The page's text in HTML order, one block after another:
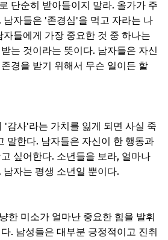
단순히 받아들이지 말라. 올가가 주
남자들은 '존경심'을 먹고 자라는 나
들에게 가장 중요한 것 중 하나는
는 것이라는 뜻이다. 남자들은 자신
경을 받기 위해서 무슨 일이든 할
'감사'라는 가치를 잃게 되면 사실 죽
말한다. 남자들은 자신이 한 행동과
싶어한다. 소년들을 보라, 얼마나
자는 평생 소년일 뿐이다.
한 미소가 얼마난 중요한 힘을 발휘
. 남성들은 대부분 긍정적이고 진취